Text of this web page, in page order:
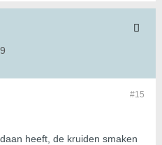
#15
heeft, de kruiden smaken